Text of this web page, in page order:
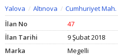
Yalova Altınova
Cumhuriyet Mah.
İlan No
47
İlan Tarihi
9 Şubat 2018
Marka
Megelli